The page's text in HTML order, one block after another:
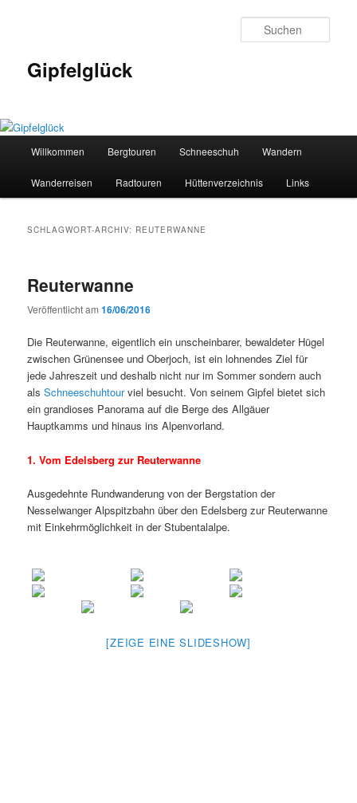
Gipfelglück
Willkommen Bergtouren Schneeschuh Wandern
Wanderreisen Radtouren Hüttenverzeichnis Links
SCHLAGWORT-ARCHIV: REUTERWANNE
Reuterwanne
Veröffentlicht am16/06/2016
Die Reuterwanne, eigentlich ein unscheinbarer, bewaldeter Hügel
zwischen Grünensee und Oberjoch, ist ein lohnendes Ziel für
jede Jahreszeit und deshalb nicht nur im Sommer sondern auch
alsSchneeschuhtourviel besucht. Von seinem Gipfel bietet sich
ein grandioses Panorama auf die Berge des Allgäuer
Hauptkamms und hinaus ins Alpenvorland.
1. Vom Edelsberg zur Reuterwanne
Ausgedehnte Rundwanderung von der Bergstation der
Nesselwanger Alpspitzbahn über den Edelsberg zur Reuterwanne
mit Einkehrmöglichkeit in der Stubentalalpe.
[ZEIGE EINE SLIDESHOW]